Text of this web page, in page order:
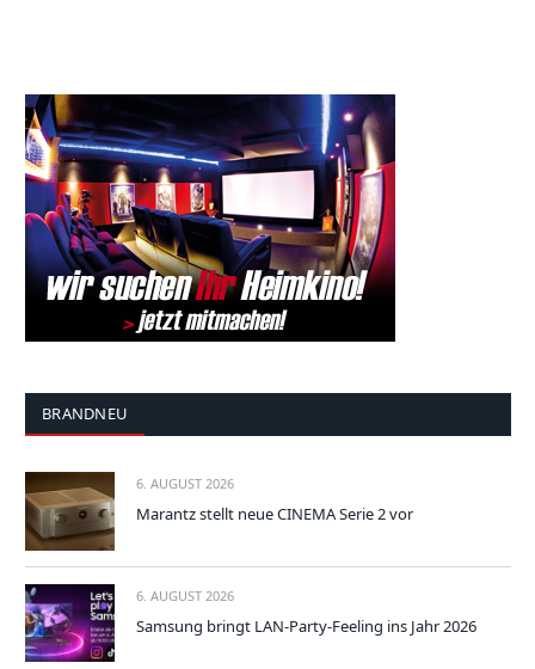
BRANDNEU
6. AUGUST 2026
Marantz stellt neue CINEMA Serie 2 vor
6. AUGUST 2026
Samsung bringt LAN-Party-Feeling ins Jahr 2026